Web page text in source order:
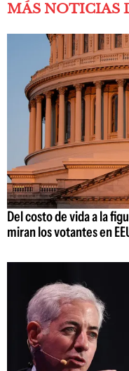
MÁS NOTICIAS
Del costo de vida a la
miran los votantes en